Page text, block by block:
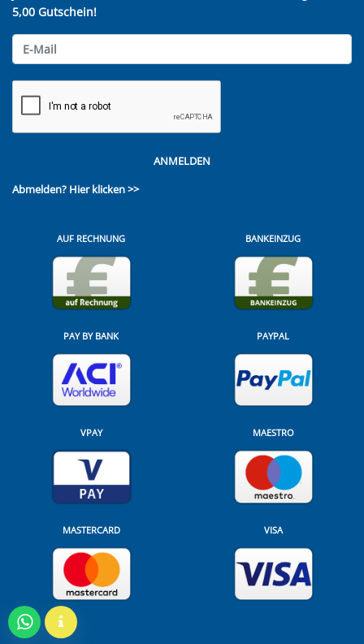
5,00 Gutschein!
ANMELDEN
Abmelden? Hier klicken >>
AUF RECHNUNG BANKEINZUG
PAY BY BANK PAYPAL
VPAY MAESTRO
MASTERCARD VISA